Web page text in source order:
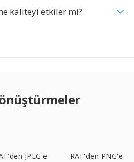
kaliteyi etkiler mi?
JPEG'e RAF'den PNG'e